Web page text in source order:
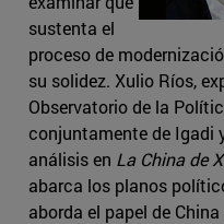
sustenta el
proceso de
su solidez. Xulio Ríos,
Observatorio de la
conjuntamente de Igadi
análisis en La China de
abarca los planos
aborda el papel de